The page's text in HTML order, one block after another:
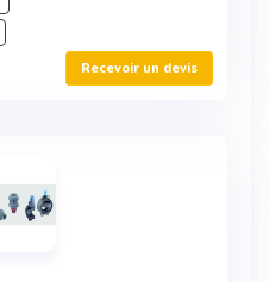
Recevoir un devis